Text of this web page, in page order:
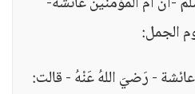
الجمل:
- رَضيَ اللهُ عَنْهُ - قالت: